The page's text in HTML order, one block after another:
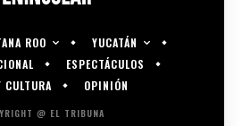
ROO
YUCATÁN
ESPECTÁCULOS
CULTURA OPINIÓN
@ EL TRIBUNA